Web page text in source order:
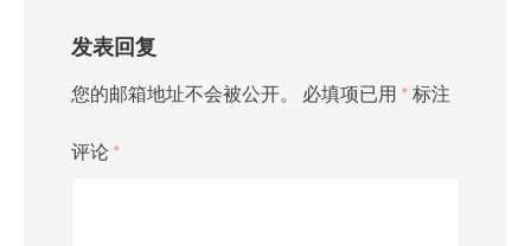
发表回复
您的邮箱地址不会被公开。 必填项已用 * 标注
评论 *